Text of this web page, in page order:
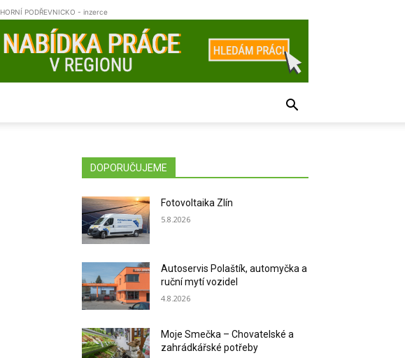
HORNÍ PODŘEVNICKO - inzerce
DOPORUČUJEME
Fotovoltaika Zlín
5.8.2026
Autoservis Polaštík, automyčka a
ruční mytí vozidel
4.8.2026
Moje Smečka – Chovatelské a
zahrádkářské potřeby